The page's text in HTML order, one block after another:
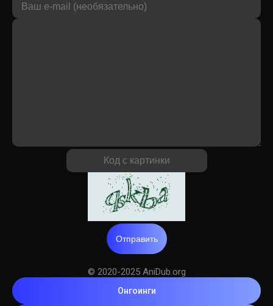
Отправить
© 2020-2025 AniDub.org
Онгоинги